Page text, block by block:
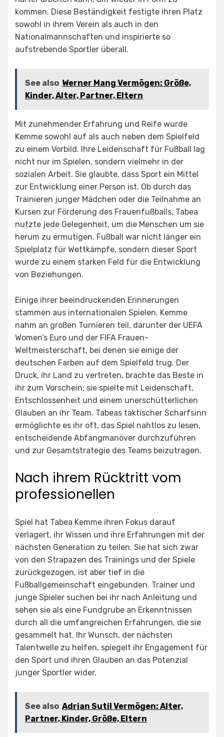
kommen. Diese Beständigkeit festigte ihren Platz
sowohl in ihrem Verein als auch in den
Nationalmannschaften und inspirierte so
aufstrebende Sportler überall.
See also Werner Mang Vermögen: Größe,
Kinder, Alter, Partner, Eltern
Mit zunehmender Erfahrung und Reife wurde
Kemme sowohl auf als auch neben dem Spielfeld
zu einem Vorbild. Ihre Leidenschaft für Fußball lag
nicht nur im Spielen, sondern vielmehr in der
sozialen Arbeit. Sie glaubte, dass Sport ein Mittel
zur Entwicklung einer Person ist. Ob durch das
Trainieren junger Mädchen oder die Teilnahme an
Kursen zur Förderung des Frauenfußballs, Tabea
nutzte jede Gelegenheit, um die Menschen um sie
herum zu ermutigen. Fußball war nicht länger ein
Spielplatz für Wettkämpfe, sondern dieser Sport
wurde zu einem starken Feld für die Entwicklung
von Beziehungen.
Einige ihrer beeindruckenden Erinnerungen
stammen aus internationalen Spielen. Kemme
nahm an großen Turnieren teil, darunter der UEFA
Women’s Euro und der FIFA Frauen-
Weltmeisterschaft, bei denen sie einige der
deutschen Farben auf dem Spielfeld trug. Der
Druck, ihr Land zu vertreten, brachte das Beste in
ihr zum Vorschein; sie spielte mit Leidenschaft,
Entschlossenheit und einem unerschütterlichen
Glauben an ihr Team. Tabeas taktischer Scharfsinn
ermöglichte es ihr oft, das Spiel nahtlos zu lesen,
entscheidende Abfangmanöver durchzuführen
und zur Gesamtstrategie des Teams beizutragen.
Nach ihrem Rücktritt vom
professionellen
Spiel hat Tabea Kemme ihren Fokus darauf
verlagert, ihr Wissen und ihre Erfahrungen mit der
nächsten Generation zu teilen. Sie hat sich zwar
von den Strapazen des Trainings und der Spiele
zurückgezogen, ist aber tief in die
Fußballgemeinschaft eingebunden. Trainer und
junge Spieler suchen bei ihr nach Anleitung und
sehen sie als eine Fundgrube an Erkenntnissen
durch all die umfangreichen Erfahrungen, die sie
gesammelt hat. Ihr Wunsch, der nächsten
Talentwelle zu helfen, spiegelt ihr Engagement für
den Sport und ihren Glauben an das Potenzial
junger Sportler wider.
See also Adrian Sutil Vermögen: Alter,
Partner, Kinder, Größe, Eltern